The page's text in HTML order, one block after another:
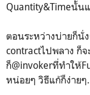
Quantity&Timeนั้น
ตอนระหว่างบ่ายก็นั่
contractไปพลาง ก็
ก็@invokerที่ทำให้
หน่อยๆ วิธีแก้ก็ง่ายๆ